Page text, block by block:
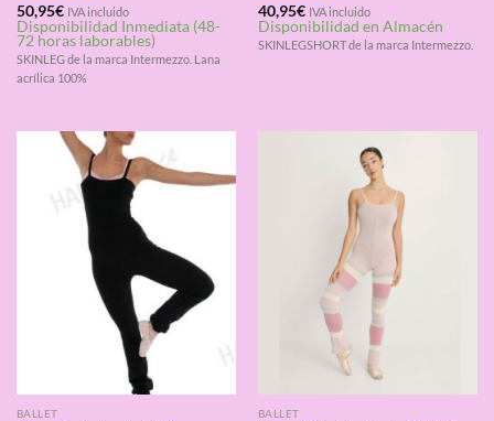
Valorado
con4.75
de 5
50,95€ IVA incluido
Disponibilidad Inmediata (48-
72 horas laborables)
SKINLEG de la marca Intermezzo. Lana
acrílica 100%
Valorado
con4.00
de 5
40,95€ IVA incluido
Disponibilidad en Almacén
SKINLEGSHORT de la marca Intermezzo.
BALLET BALLET